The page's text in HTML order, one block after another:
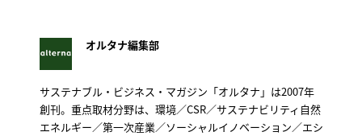
オルタナ編集部
サステナブル・ビジネス・マガジン「オルタナ」は2007年
創刊。重点取材分野は、環境／CSR／サステナビリティ自然
エネルギー／第一次産業／ソーシャルイノベーション／エシ